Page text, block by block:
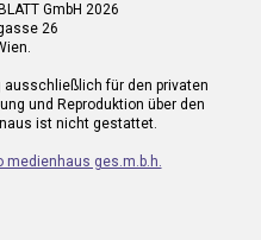
GmbH 2026
26
für den privaten
und Reproduktion über den
ist nicht gestattet.
medienhaus ges.m.b.h.